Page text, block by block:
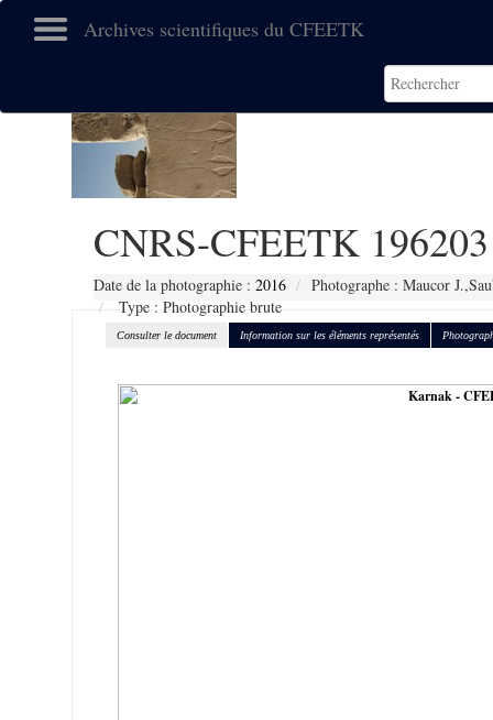
Archives scientifiques du CFEETK
CNRS-CFEETK 196203
Date de la photographie : 2016
Photographe : Maucor
Type : Photographie brute
Consulter le document Information sur les éléments représentés